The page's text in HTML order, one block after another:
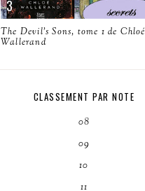
The Devil's Sons, tome 1 de Chloé
Wallerand
CLASSEMENT PAR NOTE
08
09
10
11